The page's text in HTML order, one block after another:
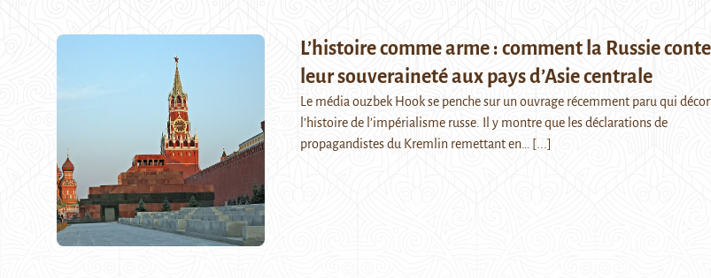
L’histoire comme arme : comment la Russie
leur souveraineté aux pays d’Asie centrale
Le média ouzbek Hook se penche sur un ouvrage récemment paru qui
l’histoire de l’impérialisme russe. Il y montre que les déclarations de
propagandistes du Kremlin remettant en…
[...]